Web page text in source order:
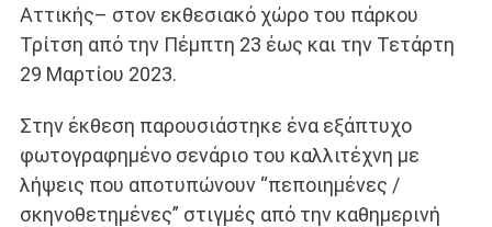
Αττικής– στον εκθεσιακό χώρο του πάρκου
Τρίτση από την Πέμπτη 23 έως και την Τετάρτη
29 Μαρτίου 2023.
Στην έκθεση παρουσιάστηκε ένα εξάπτυχο
φωτογραφημένο σενάριο του καλλιτέχνη με
λήψεις που αποτυπώνουν “πεποιημένες /
σκηνοθετημένες” στιγμές από την καθημερινή